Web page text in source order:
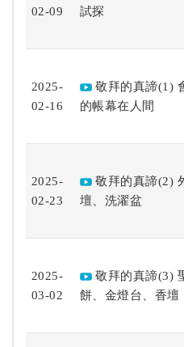
02-09
試探
2025-
02-16
敬拜的真諦(1)
的帳幕在人間
2025-
02-23
敬拜的真諦(2)
壇、洗濯盆
2025-
03-02
敬拜的真諦(3)
餅、金燈台、香壇